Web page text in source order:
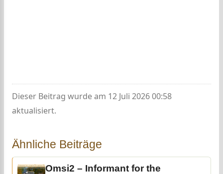
Dieser Beitrag wurde am 12 Juli 2026 00:58
aktualisiert.
Ähnliche Beiträge
Omsi2 – Informant for the